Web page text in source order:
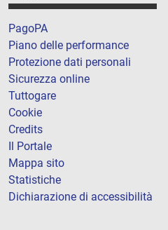
PagoPA
Piano delle performance
Protezione dati personali
Sicurezza online
Tuttogare
Cookie
Credits
Il Portale
Mappa sito
Statistiche
Dichiarazione di accessibilità